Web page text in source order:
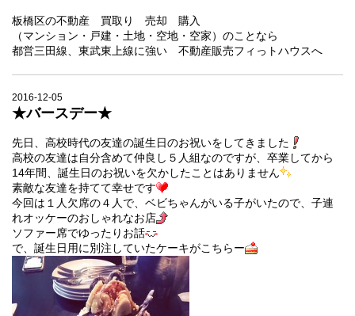
板橋区の不動産 買取り 売却 購入
（マンション・戸建・土地・空地・空家）のことなら
都営三田線、東武東上線に強い 不動産販売フィっトハウスへ
2016-12-05
★バースデー★
先日、高校時代の友達の誕生日のお祝いをしてきました
高校の友達は自分含めて仲良し５人組なのですが、卒業してから
14年間、誕生日のお祝いを欠かしたことはありません
素敵な友達を持てて幸せです
今回は１人欠席の４人で、ベビちゃんがいる子がいたので、子連
れオッケーのおしゃれなお店
ソファー席でゆったりお話
で、誕生日用に別注していたケーキがこちらー